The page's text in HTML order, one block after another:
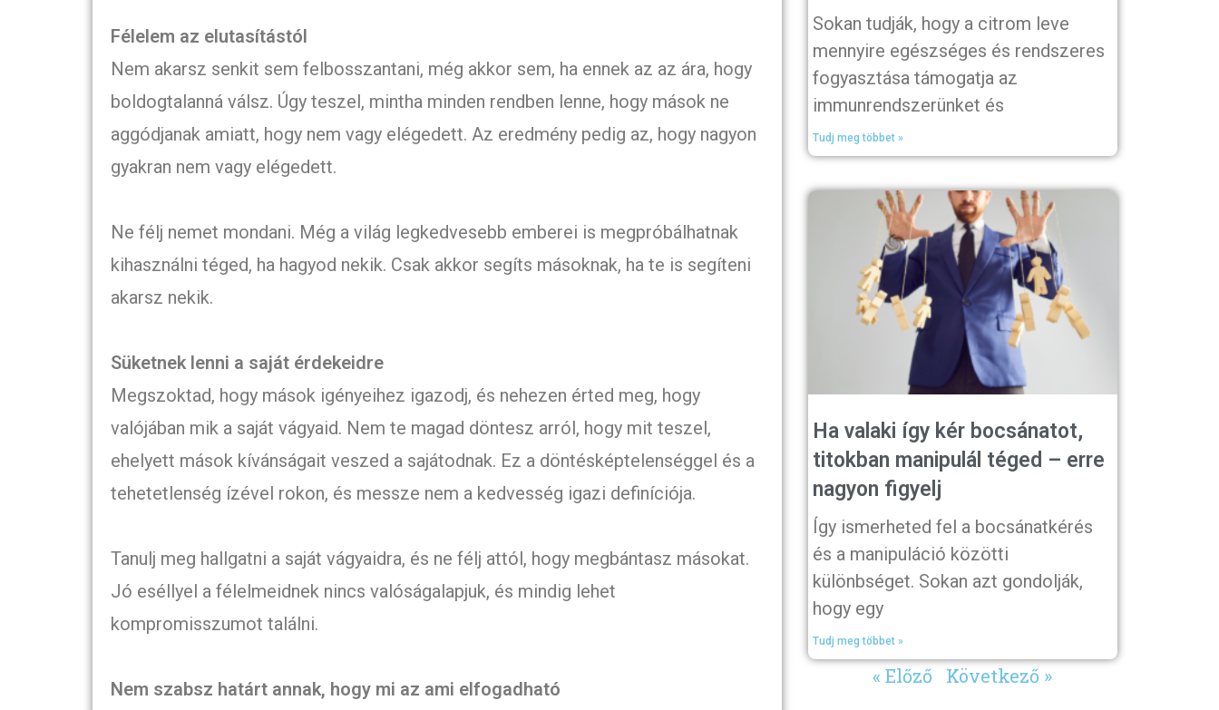
Félelem az elutasítástól
Nem akarsz senkit sem felbosszantani, még akkor sem, ha ennek az az ára, hogy
boldogtalanná válsz. Úgy teszel, mintha minden rendben lenne, hogy mások ne
aggódjanak amiatt, hogy nem vagy elégedett. Az eredmény pedig az, hogy nagyon
gyakran nem vagy elégedett.
Ne félj nemet mondani. Még a világ legkedvesebb emberei is megpróbálhatnak
kihasználni téged, ha hagyod nekik. Csak akkor segíts másoknak, ha te is segíteni
akarsz nekik.
Süketnek lenni a saját érdekeidre
Megszoktad, hogy mások igényeihez igazodj, és nehezen érted meg, hogy
valójában mik a saját vágyaid. Nem te magad döntesz arról, hogy mit teszel,
ehelyett mások kívánságait veszed a sajátodnak. Ez a döntésképtelenséggel és a
tehetetlenség ízével rokon, és messze nem a kedvesség igazi definíciója.
Tanulj meg hallgatni a saját vágyaidra, és ne félj attól, hogy megbántasz másokat.
Jó eséllyel a félelmeidnek nincs valóságalapjuk, és mindig lehet
kompromisszumot találni.
Nem szabsz határt annak, hogy mi az ami elfogadható
Sokan tudják, hogy a citrom leve
mennyire egészséges és rendszeres
fogyasztása támogatja az
immunrendszerünket és
Tudj meg többet »
Ha valaki így kér bocsánatot,
titokban manipulál téged – erre
nagyon figyelj
Így ismerheted fel a bocsánatkérés
és a manipuláció közötti
különbséget. Sokan azt gondolják,
hogy egy
Tudj meg többet »
« Előző Következő »